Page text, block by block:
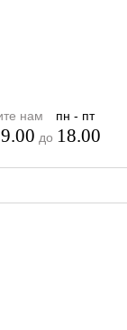
нам
пн - пт
9.00 до 18.00